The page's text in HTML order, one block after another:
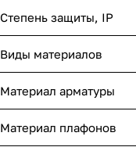
Степень защиты, IP
Виды материалов
Материал арматуры
Материал плафонов